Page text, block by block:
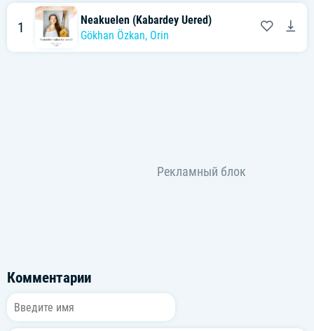
1
Neakuelen (Kabardey Uered)
Gökhan Özkan, Orin
Комментарии